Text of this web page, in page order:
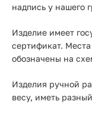
надпись у нашего
Изделие имеет
сертификат.
обозначены на
Изделия ручной
весу, иметь